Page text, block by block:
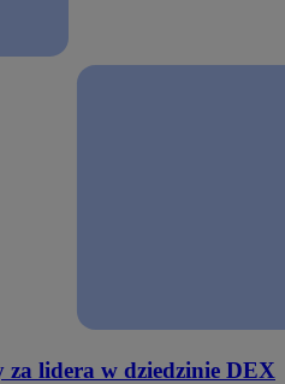
za lidera w dziedzinie DEX